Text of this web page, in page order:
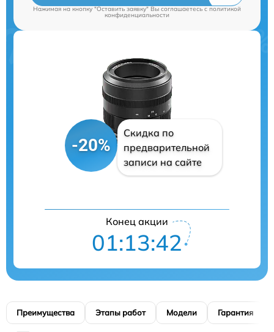
Нажимая на кнопку "Оставить заявку" Вы соглашаетесь cполитикой
конфиденциальности
-20%
Скидка по
предварительной
записи на сайте
Конец акции
01:13:41
Преимущества Этапы работ Модели Гарантия